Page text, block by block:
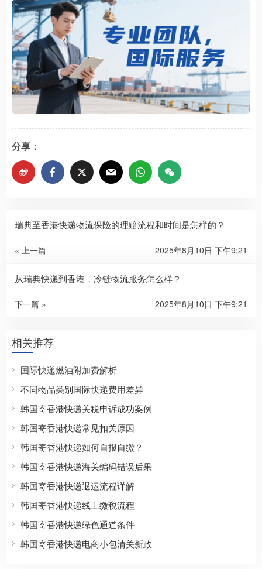
分享：
瑞典至香港快递物流保险的理赔流程和时间是怎样的？​
« 上一篇 2025年8月10日 下午9:21
从瑞典快递到香港，冷链物流服务怎么样？​
下一篇 » 2025年8月10日 下午9:21
相关推荐
国际快递燃油附加费解析
不同物品类别国际快递费用差异
韩国寄香港快递关税申诉成功案例
韩国寄香港快递常见扣关原因
韩国寄香港快递如何自报自缴？
韩国寄香港快递海关编码错误后果
韩国寄香港快递退运流程详解
韩国寄香港快递线上缴税流程
韩国寄香港快递绿色通道条件
韩国寄香港快递电商小包清关新政